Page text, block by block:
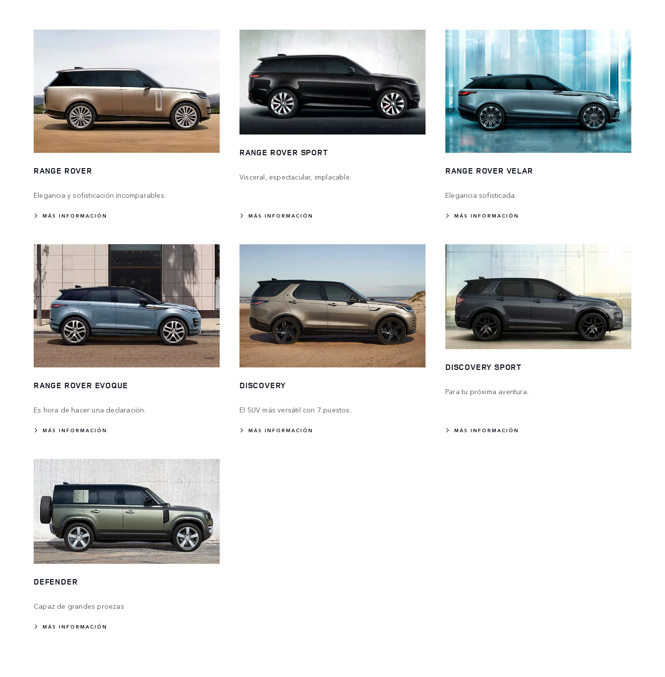
RANGE ROVER
Elegancia y sofisticación incomparables.
MÁS INFORMACIÓN
RANGE ROVER SPORT
Visceral, espectacular, implacable.
MÁS INFORMACIÓN
RANGE ROVER VELAR
Elegancia sofisticada.
MÁS INFORMACIÓN
RANGE ROVER EVOQUE
Es hora de hacer una declaración.
MÁS INFORMACIÓN
DISCOVERY
El SUV más versátil con 7 puestos.
MÁS INFORMACIÓN
DISCOVERY SPORT
Para tu próxima aventura.
MÁS INFORMACIÓN
DEFENDER
Capaz de grandes proezas
MÁS INFORMACIÓN